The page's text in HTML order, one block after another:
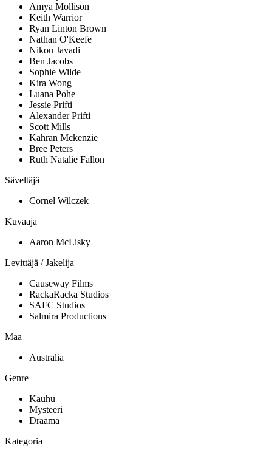
Amya Mollison
Keith Warrior
Ryan Linton Brown
Nathan O'Keefe
Nikou Javadi
Ben Jacobs
Sophie Wilde
Kira Wong
Luana Pohe
Jessie Prifti
Alexander Prifti
Scott Mills
Kahran Mckenzie
Bree Peters
Ruth Natalie Fallon
Säveltäjä
Cornel Wilczek
Kuvaaja
Aaron McLisky
Levittäjä / Jakelija
Causeway Films
RackaRacka Studios
SAFC Studios
Salmira Productions
Maa
Australia
Genre
Kauhu
Mysteeri
Draama
Kategoria